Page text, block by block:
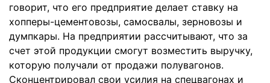
говорит, что его предприятие делает ставку на
хопперы-цементовозы, самосвалы, зерновозы и
думпкары. На предприятии рассчитывают, что за
счет этой продукции смогут возместить выручку,
которую получали от продажи полувагонов.
Сконцентрировал свои усилия на спецвагонах и